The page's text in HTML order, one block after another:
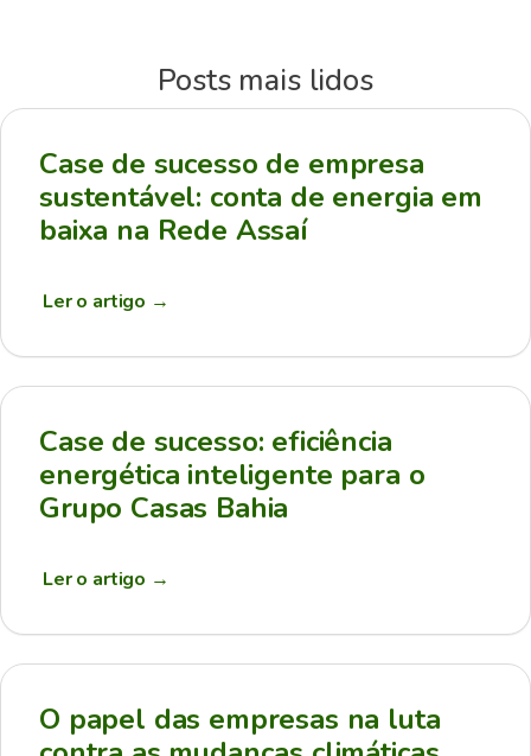
Posts mais lidos
Case de sucesso de empresa
sustentável: conta de energia em
baixa na Rede Assaí
Ler o artigo →
Case de sucesso: eficiência
energética inteligente para o
Grupo Casas Bahia
Ler o artigo →
O papel das empresas na luta